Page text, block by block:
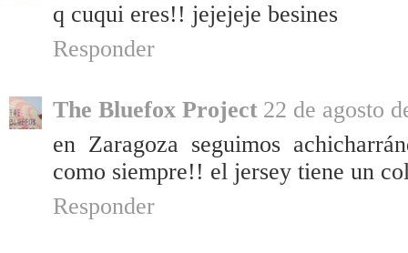
q cuqui eres!! jejejeje besines
Responder
The Bluefox Project 22 de agosto
en Zaragoza seguimos
como siempre!! el jersey tiene un
Responder